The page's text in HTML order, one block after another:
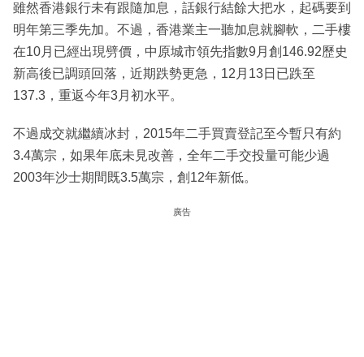
雖然香港銀行未有跟隨加息，話銀行結餘大把水，起碼要到
明年第三季先加。不過，香港業主一聽加息就腳軟，二手樓
在10月已經出現劈價，中原城市領先指數9月創146.92歷史
新高後已調頭回落，近期跌勢更急，12月13日已跌至
137.3，重返今年3月初水平。
不過成交就繼續冰封，2015年二手買賣登記至今暫只有約
3.4萬宗，如果年底未見改善，全年二手交投量可能少過
2003年沙士期間既3.5萬宗，創12年新低。
廣告